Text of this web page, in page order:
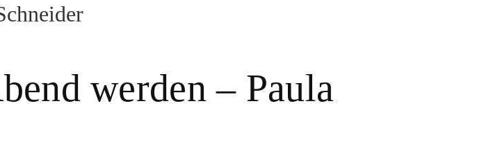
werden – Paula